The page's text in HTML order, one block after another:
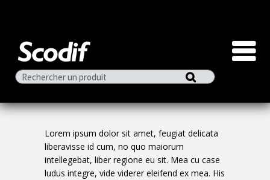
ZOOM OUT PARALLAX
Lorem ipsum dolor sit amet, feugiat delicata
liberavisse id cum, no quo maiorum
intellegebat, liber regione eu sit. Mea cu case
ludus integre, vide viderer eleifend ex mea. His